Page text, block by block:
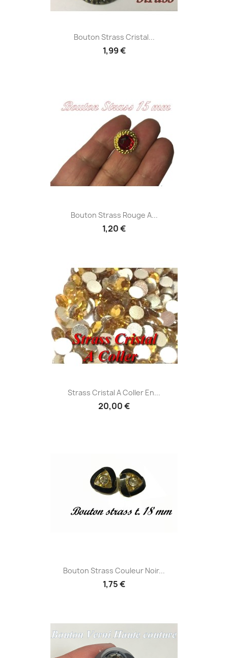
Bouton Strass Cristal...
1,99 €
Bouton Strass Rouge A...
1,20 €
Strass Cristal A Coller En...
20,00 €
Bouton Strass Couleur Noir...
1,75 €